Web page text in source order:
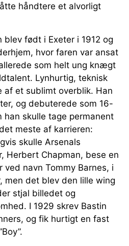
håndtere et alvorligt
blev født i Exeter i 1912 og
hvor faren var ansat
som helt ung knægt
Lynhurtig, teknisk
et sublimt overblik. Han
og debuterede som 16-
han skulle tage permanent
meste af karrieren:
skulle Arsenals
Herbert Chapman, bese en
ved navn Tommy Barnes, i
men det blev den lille wing
stjal billedet og
I 1929 skrev Bastin
og fik hurtigt en fast